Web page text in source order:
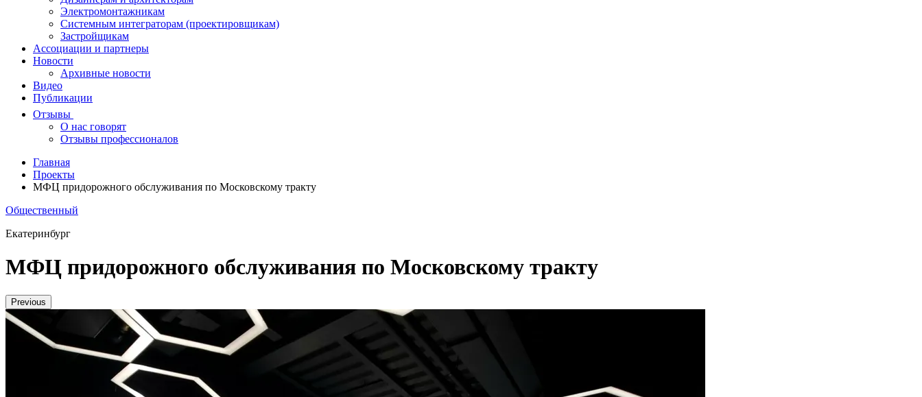
Электромонтажникам
Системным интеграторам (проектировщикам)
Застройщикам
Ассоциации и партнеры
Новости
Архивные новости
Видео
Публикации
Отзывы
О нас говорят
Отзывы профессионалов
Главная
Проекты
МФЦ придорожного обслуживания по Московскому тракту
Общественный
Екатеринбург
МФЦ придорожного обслуживания по Московскому тракту
Previous